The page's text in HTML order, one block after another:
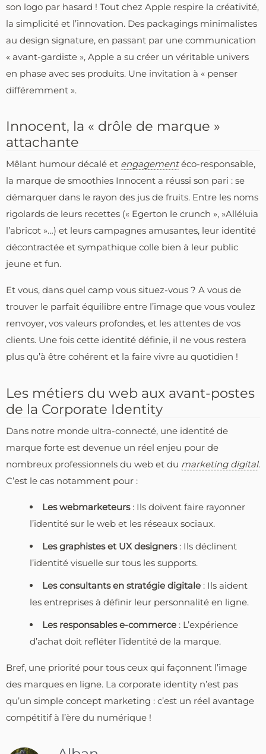
son logo par hasard ! Tout chez Apple respire la créativité,
la simplicité et l’innovation. Des packagings minimalistes
au design signature, en passant par une communication
« avant-gardiste », Apple a su créer un véritable univers
en phase avec ses produits. Une invitation à « penser
différemment ».
Innocent, la « drôle de marque »
attachante
Mêlant humour décalé et engagementéco-responsable,
la marque de smoothies Innocent a réussi son pari : se
démarquer dans le rayon des jus de fruits. Entre les noms
rigolards de leurs recettes (« Egerton le crunch », »Alléluia
l’abricot »…) et leurs campagnes amusantes, leur identité
décontractée et sympathique colle bien à leur public
jeune et fun.
Et vous, dans quel camp vous situez-vous ? A vous de
trouver le parfait équilibre entre l’image que vous voulez
renvoyer, vos valeurs profondes, et les attentes de vos
clients. Une fois cette identité définie, il ne vous restera
plus qu’à être cohérent et la faire vivre au quotidien !
Les métiers du web aux avant-postes
de la Corporate Identity
Dans notre monde ultra-connecté, une identité de
marque forte est devenue un réel enjeu pour de
nombreux professionnels du web et du marketing digital.
C’est le cas notamment pour :
Les webmarketeurs : Ils doivent faire rayonner
l’identité sur le web et les réseaux sociaux.
Les graphistes et UX designers : Ils déclinent
l’identité visuelle sur tous les supports.
Les consultants en stratégie digitale : Ils aident
les entreprises à définir leur personnalité en ligne.
Les responsables e-commerce : L’expérience
d’achat doit refléter l’identité de la marque.
Bref, une priorité pour tous ceux qui façonnent l’image
des marques en ligne. La corporate identity n’est pas
qu’un simple concept marketing : c’est un réel avantage
compétitif à l’ère du numérique !